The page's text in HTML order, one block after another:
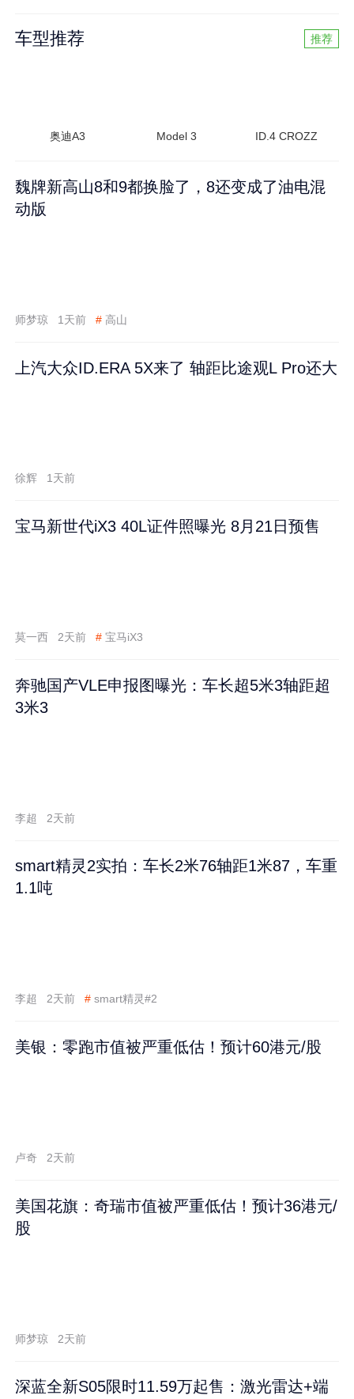
车型推荐 推荐
奥迪A3 Model 3 ID.4 CROZZ
魏牌新高山8和9都换脸了，8还变成了油电混
动版
师梦琼 1天前 # 高山
上汽大众ID.ERA 5X来了 轴距比途观L Pro还大
徐辉 1天前
宝马新世代iX3 40L证件照曝光 8月21日预售
莫一西 2天前 # 宝马iX3
奔驰国产VLE申报图曝光：车长超5米3轴距超
3米3
李超 2天前
smart精灵2实拍：车长2米76轴距1米87，车重
1.1吨
李超 2天前 # smart精灵#2
美银：零跑市值被严重低估！预计60港元/股
卢奇 2天前
美国花旗：奇瑞市值被严重低估！预计36港元/
股
师梦琼 2天前
深蓝全新S05限时11.59万起售：激光雷达+端